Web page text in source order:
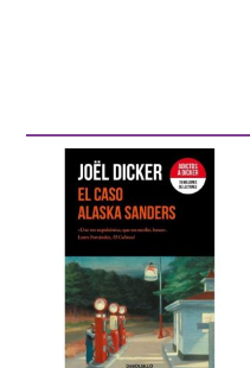
Artículos que